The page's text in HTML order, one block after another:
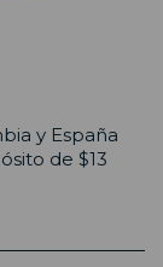
y España
de $13